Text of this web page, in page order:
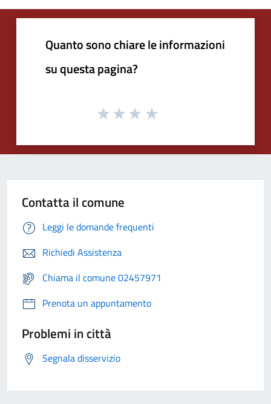
Quanto sono chiare le informazioni
su questa pagina?
Contatta il comune
Leggi le domande frequenti
Richiedi Assistenza
Chiama il comune 02457971
Prenota un appuntamento
Problemi in città
Segnala disservizio